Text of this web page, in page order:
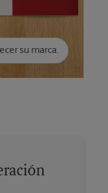
su marca.